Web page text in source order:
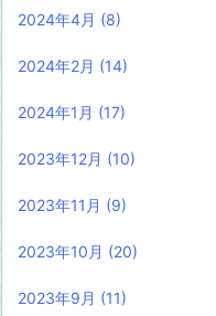
2024年4月 (8)
2024年2月 (14)
2024年1月 (17)
2023年12月 (10)
2023年11月 (9)
2023年10月 (20)
2023年9月 (11)